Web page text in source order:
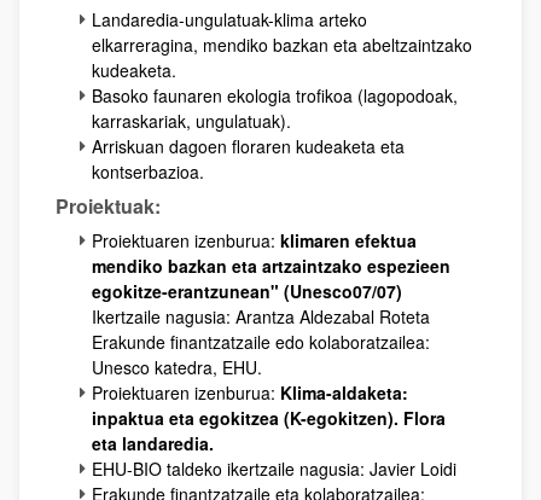
Landaredia-ungulatuak-klima arteko
elkarreragina, mendiko bazkan eta abeltzaintzako
kudeaketa.
Basoko faunaren ekologia trofikoa (lagopodoak,
karraskariak, ungulatuak).
Arriskuan dagoen floraren kudeaketa eta
kontserbazioa.
Proiektuak:
Proiektuaren izenburua: klimaren efektua
mendiko bazkan eta artzaintzako espezieen
egokitze-erantzunean" (Unesco07/07)
Ikertzaile nagusia: Arantza Aldezabal Roteta
Erakunde finantzatzaile edo kolaboratzailea:
Unesco katedra, EHU.
Proiektuaren izenburua: Klima-aldaketa:
inpaktua eta egokitzea (K-egokitzen). Flora
eta landaredia.
EHU-BIO taldeko ikertzaile nagusia: Javier Loidi
Erakunde finantzatzaile eta kolaboratzailea: